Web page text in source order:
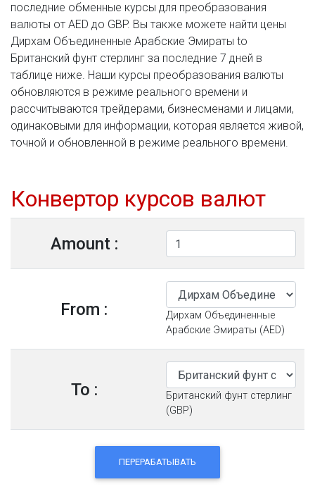
последние обменные курсы для преобразования
валюты от AED до GBP. Вы также можете найти цены
Дирхам Объединенные Арабские Эмираты to
Британский фунт стерлинг за последние 7 дней в
таблице ниже. Наши курсы преобразования валюты
обновляются в режиме реального времени и
рассчитываются трейдерами, бизнесменами и лицами,
одинаковыми для информации, которая является живой,
точной и обновленной в режиме реального времени.
Конвертор курсов валют
Amount :
From :
Дирхам Объединенные
Арабские Эмираты (AED)
To :
Британский фунт стерлинг
(GBP)
ПЕРЕРАБАТЫВАТЬ